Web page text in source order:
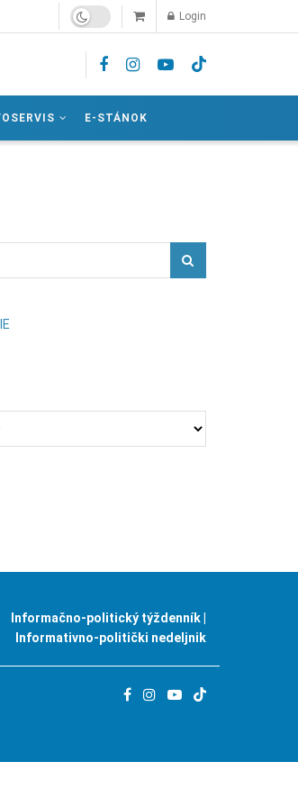
Login
E-STÁNOK
Informačno-politický týždenník |
Informativno-politički nedeljnik